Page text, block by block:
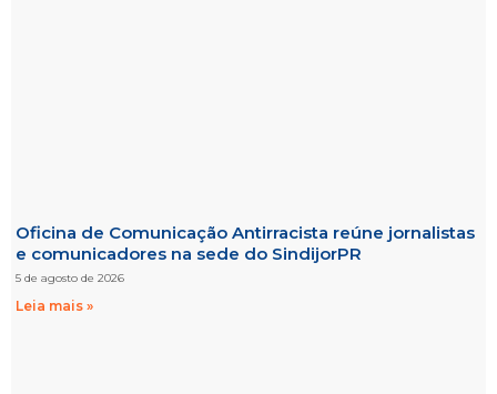
Oficina de Comunicação Antirracista reúne jornalistas
e comunicadores na sede do SindijorPR
5 de agosto de 2026
Leia mais »